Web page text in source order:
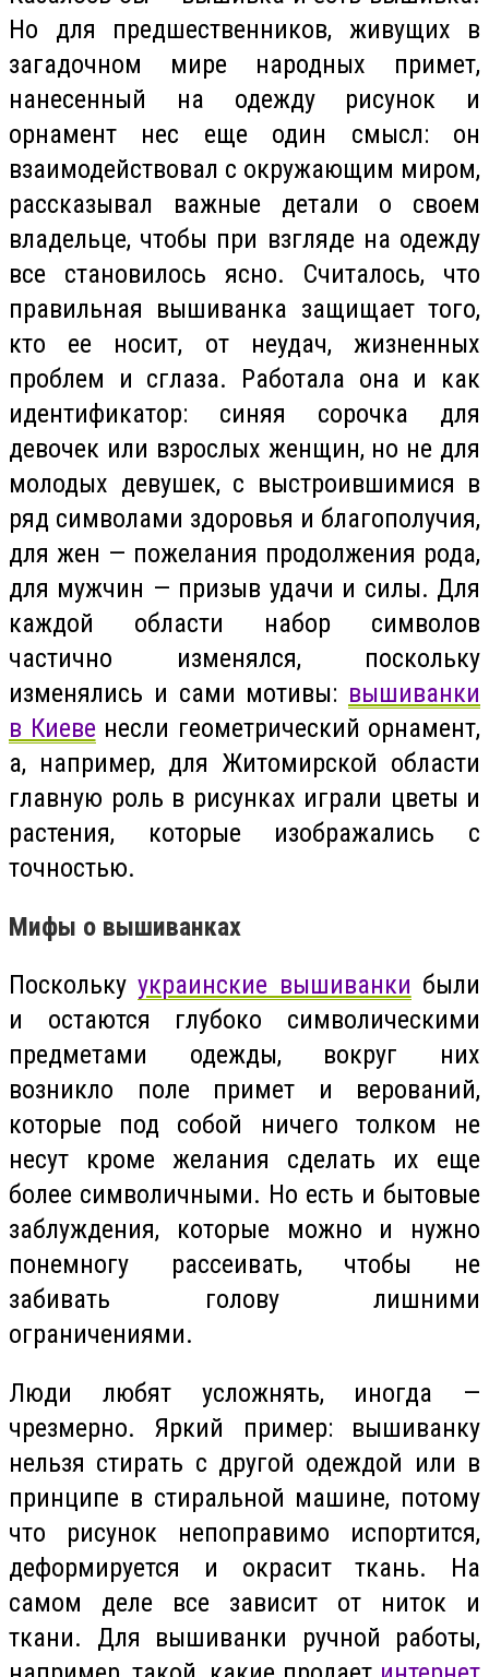
Но для предшественников, живущих в
загадочном мире народных примет,
нанесенный на одежду рисунок и
орнамент нес еще один смысл: он
взаимодействовал с окружающим миром,
рассказывал важные детали о своем
владельце, чтобы при взгляде на одежду
все становилось ясно. Считалось, что
правильная вышиванка защищает того,
кто ее носит, от неудач, жизненных
проблем и сглаза. Работала она и как
идентификатор: синяя сорочка для
девочек или взрослых женщин, но не для
молодых девушек, с выстроившимися в
ряд символами здоровья и благополучия,
для жен — пожелания продолжения рода,
для мужчин — призыв удачи и силы. Для
каждой области набор символов
частично изменялся, поскольку
изменялись и сами мотивы: вышиванки
в Киеве несли геометрический орнамент,
а, например, для Житомирской области
главную роль в рисунках играли цветы и
растения, которые изображались с
точностью.
Мифы о вышиванках
Поскольку украинские вышиванки были
и остаются глубоко символическими
предметами одежды, вокруг них
возникло поле примет и верований,
которые под собой ничего толком не
несут кроме желания сделать их еще
более символичными. Но есть и бытовые
заблуждения, которые можно и нужно
понемногу рассеивать, чтобы не
забивать голову лишними
ограничениями.
Люди любят усложнять, иногда —
чрезмерно. Яркий пример: вышиванку
нельзя стирать с другой одеждой или в
принципе в стиральной машине, потому
что рисунок непоправимо испортится,
деформируется и окрасит ткань. На
самом деле все зависит от ниток и
ткани. Для вышиванки ручной работы,